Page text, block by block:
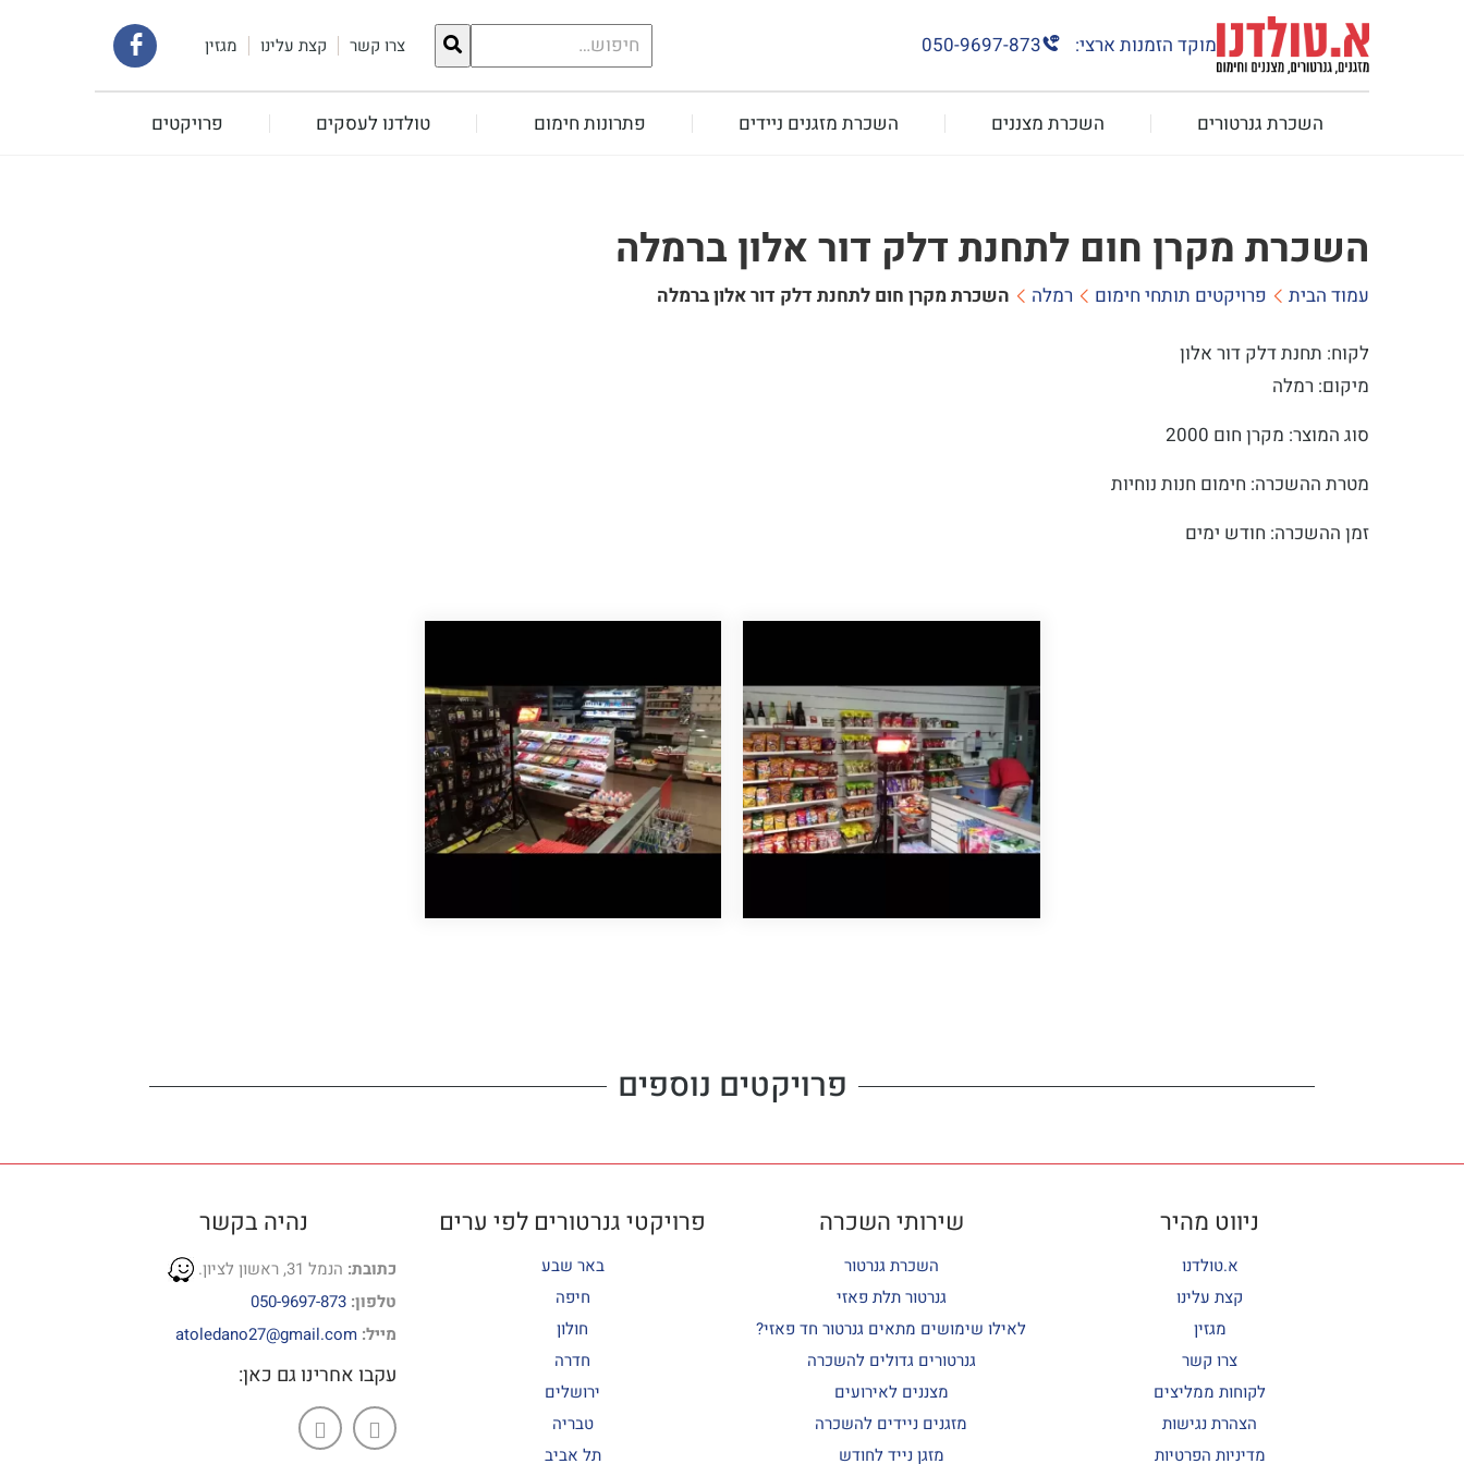
מוקד הזמנות ארצי: 050-9697-873
חיפוש
עבור:
צרו קשר קצת עלינו מגזין
קישור
לעמוד
השכרת גנרטורים השכרת מצננים השכרת מזגנים ניידים פתרונות חימום טולדנו לעסקים פרויקטים
השכרת מקרן חום לתחנת דלק דור אלון ברמלה
עמוד הבית פרויקטים תותחי חימום רמלה השכרת מקרן חום לתחנת דלק דור אלון ברמלה
לקוח: תחנת דלק דור אלון
מיקום: רמלה
סוג המוצר: מקרן חום 2000
מטרת ההשכרה: חימום חנות נוחיות
זמן ההשכרה: חודש ימים
פרויקטים נוספים
ניווט מהיר
א.טולדנו
קצת עלינו
מגזין
צרו קשר
לקוחות ממליצים
הצהרת נגישות
מדיניות הפרטיות
שירותי השכרה
השכרת גנרטור
גנרטור תלת פאזי
לאילו שימושים מתאים גנרטור חד פאזי?
גנרטורים גדולים להשכרה
מצננים לאירועים
מזגנים ניידים להשכרה
מזגן נייד לחודש
פרויקטי גנרטורים לפי ערים
באר שבע
חיפה
חולון
חדרה
ירושלים
טבריה
תל אביב
נהיה בקשר
כתובת: הנמל 31, ראשון לציון.
טלפון: 050-9697-873
מייל: atoledano27@gmail.com
עקבו אחרינו גם כאן: